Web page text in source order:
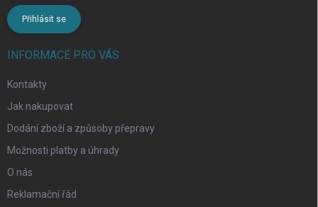
Přihlásit se
INFORMACE PRO VÁS
Kontakty
Jak nakupovat
Dodání zboží a způsoby přepravy
Možnosti platby a úhrady
O nás
Reklamační řád